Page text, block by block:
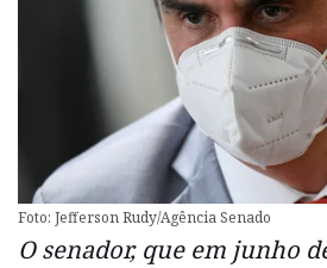
Foto: Jefferson Rudy/Agência Senado
O senador, que em junho